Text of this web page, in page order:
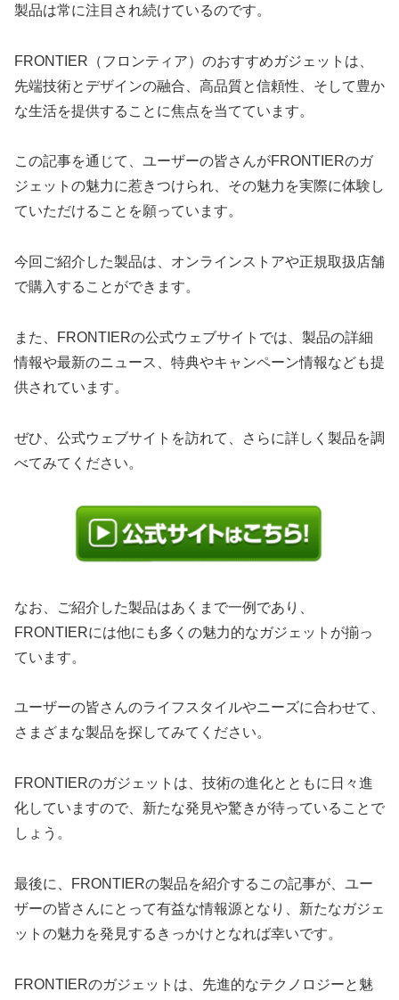
製品は常に注目され続けているのです。
FRONTIER（フロンティア）のおすすめガジェットは、
先端技術とデザインの融合、高品質と信頼性、そして豊か
な生活を提供することに焦点を当てています。
この記事を通じて、ユーザーの皆さんがFRONTIERのガ
ジェットの魅力に惹きつけられ、その魅力を実際に体験し
ていただけることを願っています。
今回ご紹介した製品は、オンラインストアや正規取扱店舗
で購入することができます。
また、FRONTIERの公式ウェブサイトでは、製品の詳細
情報や最新のニュース、特典やキャンペーン情報なども提
供されています。
ぜひ、公式ウェブサイトを訪れて、さらに詳しく製品を調
べてみてください。
なお、ご紹介した製品はあくまで一例であり、
FRONTIERには他にも多くの魅力的なガジェットが揃っ
ています。
ユーザーの皆さんのライフスタイルやニーズに合わせて、
さまざまな製品を探してみてください。
FRONTIERのガジェットは、技術の進化とともに日々進
化していますので、新たな発見や驚きが待っていることで
しょう。
最後に、FRONTIERの製品を紹介するこの記事が、ユー
ザーの皆さんにとって有益な情報源となり、新たなガジェ
ットの魅力を発見するきっかけとなれば幸いです。
FRONTIERのガジェットは、先進的なテクノロジーと魅